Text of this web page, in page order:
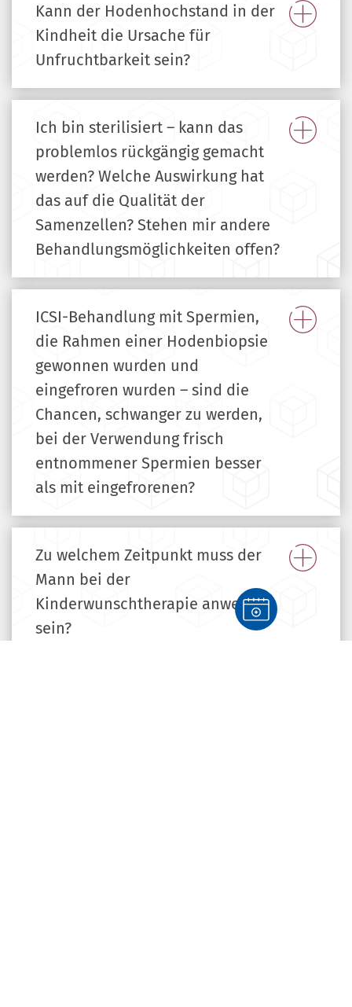
Kann der Hodenhochstand in der
Kindheit die Ursache für
Unfruchtbarkeit sein?
Ich bin sterilisiert – kann das
problemlos rückgängig gemacht
werden? Welche Auswirkung hat
das auf die Qualität der
Samenzellen? Stehen mir andere
Behandlungsmöglichkeiten offen?
ICSI-Behandlung mit Spermien,
die Rahmen einer Hodenbiopsie
gewonnen wurden und
eingefroren wurden – sind die
Chancen, schwanger zu werden,
bei der Verwendung frisch
entnommener Spermien besser
als mit eingefrorenen?
Zu welchem Zeitpunkt muss der
Mann bei der
Kinderwunschtherapie anwesend
sein?